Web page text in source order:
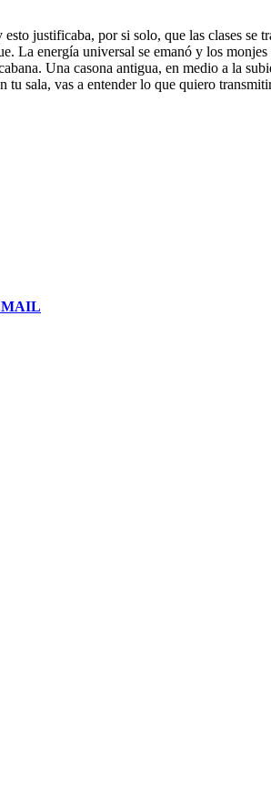
justificaba, por si solo, que las clases se
La energía universal se emanó y los
Una casona antigua, en medio a la
tu sala, vas a entender lo que quiero